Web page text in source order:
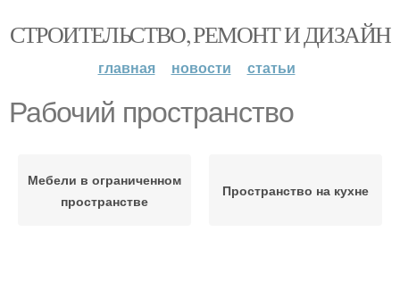
СТРОИТЕЛЬСТВО, РЕМОНТ И ДИЗАЙН
главная новости статьи
Рабочий пространство
Мебели в ограниченном
пространстве
Пространство на кухне